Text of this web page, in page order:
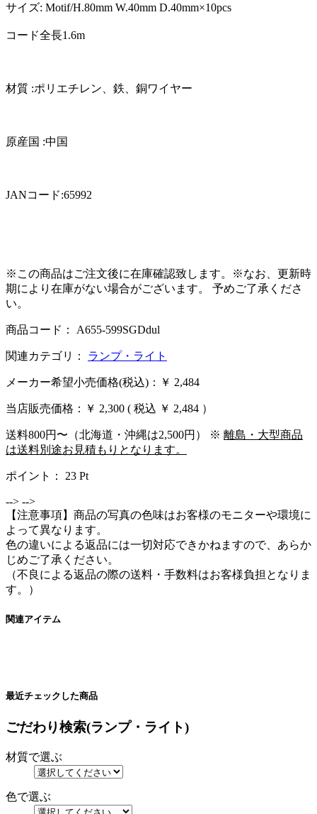
サイズ: Motif/H.80mm W.40mm D.40mm×10pcs
コード全長1.6m
材質 :ポリエチレン、鉄、銅ワイヤー
原産国 :中国
JANコード:65992
※この商品はご注文後に在庫確認致します。※なお、更新時
期により在庫がない場合がございます。 予めご了承くださ
い。
商品コード： A655-599SGDdul
関連カテゴリ： ランプ・ライト
メーカー希望小売価格(税込)：￥ 2,484
当店販売価格： ￥ 2,300 ( 税込 ￥ 2,484 ）
送料800円〜（北海道・沖縄は2,500円） ※ 離島・大型商品
は送料別途お見積もりとなります。
ポイント： 23 Pt
--> -->
【注意事項】商品の写真の色味はお客様のモニターや環境に
よって異なります。
色の違いによる返品には一切対応できかねますので、あらか
じめご了承ください。
（不良による返品の際の送料・手数料はお客様負担となりま
す。）
関連アイテム
最近チェックした商品
ごだわり検索(ランプ・ライト)
材質で選ぶ
色で選ぶ